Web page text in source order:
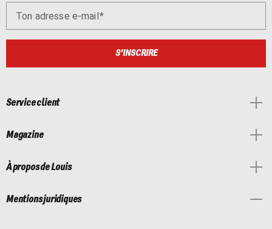
Ton adresse e-mail
S'INSCRIRE
Service client
Magazine
À propos de Louis
Mentions juridiques